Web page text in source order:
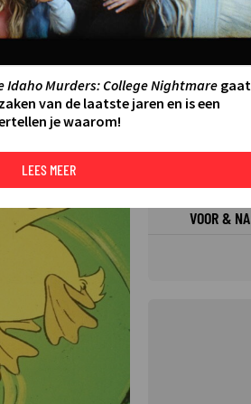
FILMS
DE
VOOR &
Idaho Murders: College Nightmaregaat
van de laatste jaren en is een
je waarom!
LEES MEER